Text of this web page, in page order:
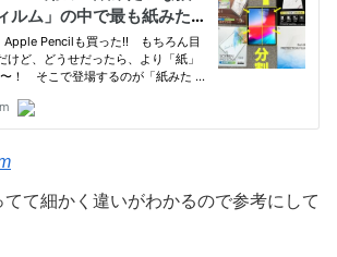
て細かく違いがわかるので参考にして